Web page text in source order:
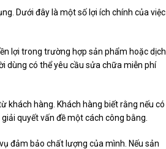
Dưới đây là một số lợi ích chính của việc
lợi trong trường hợp sản phẩm hoặc dịch
dùng có thể yêu cầu sửa chữa miễn phí
khách hàng. Khách hàng biết rằng nếu có
quyết vấn đề một cách công bằng.
đảm bảo chất lượng của mình. Nếu sản